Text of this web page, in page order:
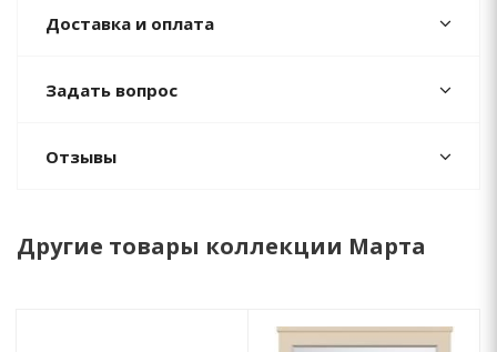
Доставка и оплата
Задать вопрос
Отзывы
Другие товары коллекции Марта